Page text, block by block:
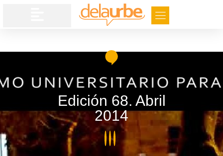
Edición 68. Abril
2014